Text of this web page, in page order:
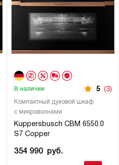
Компактный духовой шкаф
с микроволнами
Kuppersbusch CBM 6550.0
S7 Copper
В наличии 5 (3)
354 990 руб.